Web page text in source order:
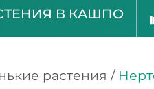
В КАШПО
растения /